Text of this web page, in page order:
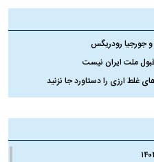
و جورجیا رودریگس
قبول ملت ایران نیست
غلط ارزی را دستاورد جا نزنید